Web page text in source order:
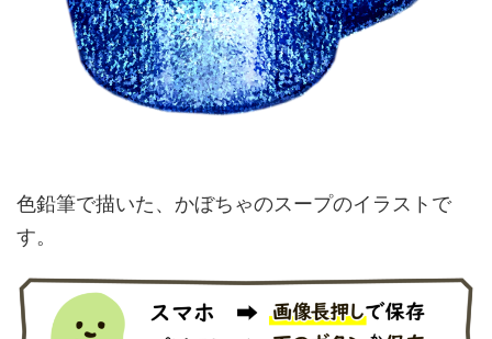
色鉛筆で描いた、かぼちゃのスープのイラストで
す。